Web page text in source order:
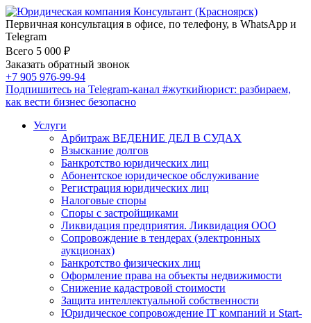
Первичная консультация в офисе, по телефону, в WhatsApp и
Telegram
Всего 5 000 ₽
Заказать обратный звонок
+7 905 976-99-94
Подпишитесь на Telegram-канал #жуткийюрист: разбираем,
как вести бизнес безопасно
Услуги
Арбитраж ВЕДЕНИЕ ДЕЛ В СУДАХ
Взыскание долгов
Банкротство юридических лиц
Абонентское юридическое обслуживание
Регистрация юридических лиц
Налоговые споры
Споры с застройщиками
Ликвидация предприятия. Ликвидация ООО
Сопровождение в тендерах (электронных
аукционах)
Банкротство физических лиц
Оформление права на объекты недвижимости
Снижение кадастровой стоимости
Защита интеллектуальной собственности
Юридическое сопровождение IT компаний и Start-